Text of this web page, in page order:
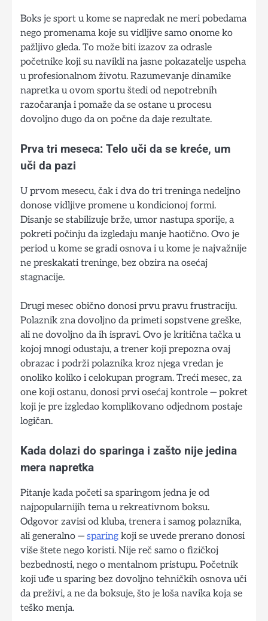
Boks je sport u kome se napredak ne meri pobedama
nego promenama koje su vidljive samo onome ko
pažljivo gleda. To može biti izazov za odrasle
početnike koji su navikli na jasne pokazatelje uspeha
u profesionalnom životu. Razumevanje dinamike
napretka u ovom sportu štedi od nepotrebnih
razočaranja i pomaže da se ostane u procesu
dovoljno dugo da on počne da daje rezultate.
Prva tri meseca: Telo uči da se kreće, um
uči da pazi
U prvom mesecu, čak i dva do tri treninga nedeljno
donose vidljive promene u kondicionoj formi.
Disanje se stabilizuje brže, umor nastupa sporije, a
pokreti počinju da izgledaju manje haotično. Ovo je
period u kome se gradi osnova i u kome je najvažnije
ne preskakati treninge, bez obzira na osećaj
stagnacije.
Drugi mesec obično donosi prvu pravu frustraciju.
Polaznik zna dovoljno da primeti sopstvene greške,
ali ne dovoljno da ih ispravi. Ovo je kritična tačka u
kojoj mnogi odustaju, a trener koji prepozna ovaj
obrazac i podrži polaznika kroz njega vredan je
onoliko koliko i celokupan program. Treći mesec, za
one koji ostanu, donosi prvi osećaj kontrole — pokret
koji je pre izgledao komplikovano odjednom postaje
logičan.
Kada dolazi do sparinga i zašto nije jedina
mera napretka
Pitanje kada početi sa sparingom jedna je od
najpopularnijih tema u rekreativnom boksu.
Odgovor zavisi od kluba, trenera i samog polaznika,
ali generalno — sparing koji se uvede prerano donosi
više štete nego koristi. Nije reč samo o fizičkoj
bezbednosti, nego o mentalnom pristupu. Početnik
koji uđe u sparing bez dovoljno tehničkih osnova uči
da preživi, a ne da boksuje, što je loša navika koja se
teško menja.